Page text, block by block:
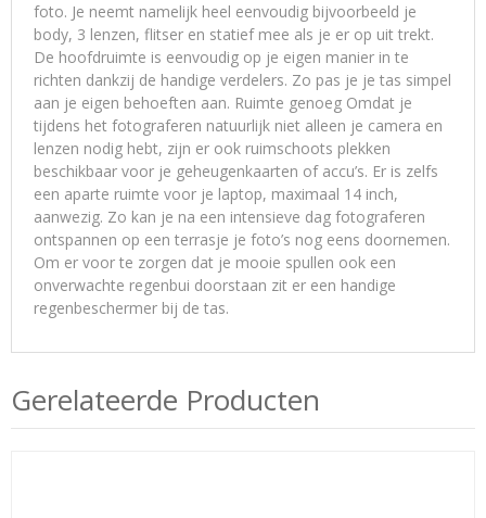
foto. Je neemt namelijk heel eenvoudig bijvoorbeeld je
body, 3 lenzen, flitser en statief mee als je er op uit trekt.
De hoofdruimte is eenvoudig op je eigen manier in te
richten dankzij de handige verdelers. Zo pas je je tas simpel
aan je eigen behoeften aan. Ruimte genoeg Omdat je
tijdens het fotograferen natuurlijk niet alleen je camera en
lenzen nodig hebt, zijn er ook ruimschoots plekken
beschikbaar voor je geheugenkaarten of accu’s. Er is zelfs
een aparte ruimte voor je laptop, maximaal 14 inch,
aanwezig. Zo kan je na een intensieve dag fotograferen
ontspannen op een terrasje je foto’s nog eens doornemen.
Om er voor te zorgen dat je mooie spullen ook een
onverwachte regenbui doorstaan zit er een handige
regenbeschermer bij de tas.
Gerelateerde Producten